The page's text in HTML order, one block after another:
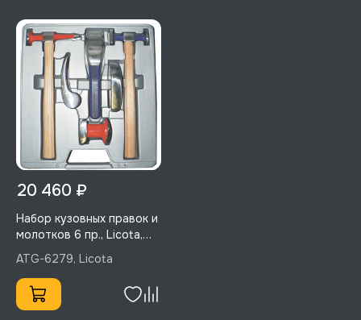
20 460 ₽
Набор кузовных правок и
молотков 6 пр., Licota,
ATG-6279
ATG-6279, Licota